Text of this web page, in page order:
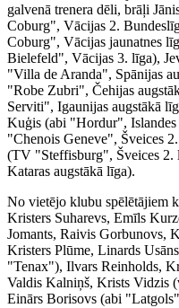
galvenā trenera dēli, brāļi
Coburg", Vācijas 2.
Coburg", Vācijas jaunatnes
Bielefeld", Vācijas 3. līga),
"Villa de Aranda", Spānijas
"Robe Zubri", Čehijas
Serviti", Igaunijas augstākā
Kuģis (abi "Hordur",
"Chenois Geneve", Šveices
(TV "Steffisburg", Šveices
Kataras augstākā līga).
No vietējo klubu spēlētājiem
Kristers Suharevs, Emīls
Jomants, Raivis Gorbunovs,
Kristers Plūme, Linards
"Tenax"), Ilvars Reinholds,
Valdis Kalniņš, Krists Vidzis
Einārs Borisovs (abi